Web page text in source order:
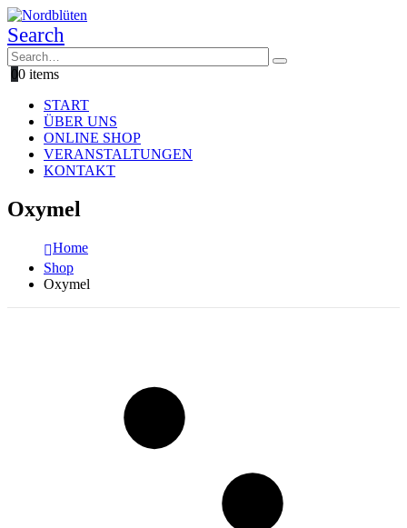
Search
00 items
START
ÜBER UNS
ONLINE SHOP
VERANSTALTUNGEN
KONTAKT
Oxymel
Home
Shop
Oxymel